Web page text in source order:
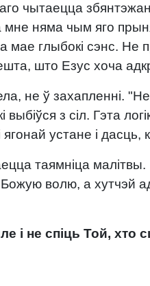
чытаецца
мне няма чым яго
мае глыбокі сэнс.
што Езус хоча
не ў захапленні.
выбіўся з сіл. Гэта
ягонай устане і дасць,
таямніца
волю, а хутчэй
і не спіць Той, хто